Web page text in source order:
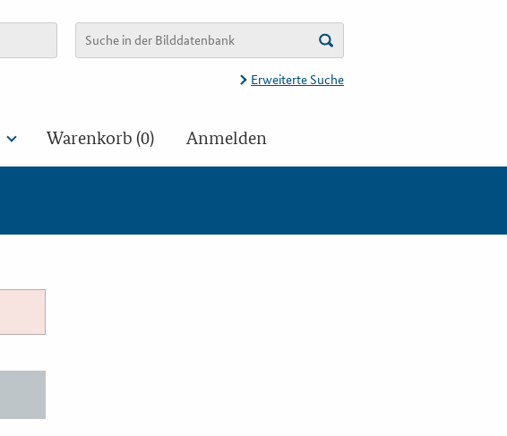
Erweiterte Suche
Warenkorb (0) Anmelden